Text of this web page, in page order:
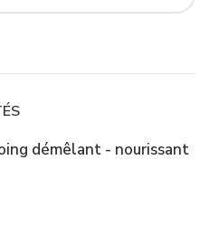
démêlant - nourissant